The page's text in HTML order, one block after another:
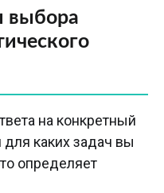
выбора
на конкретный
для каких задач вы
определяет